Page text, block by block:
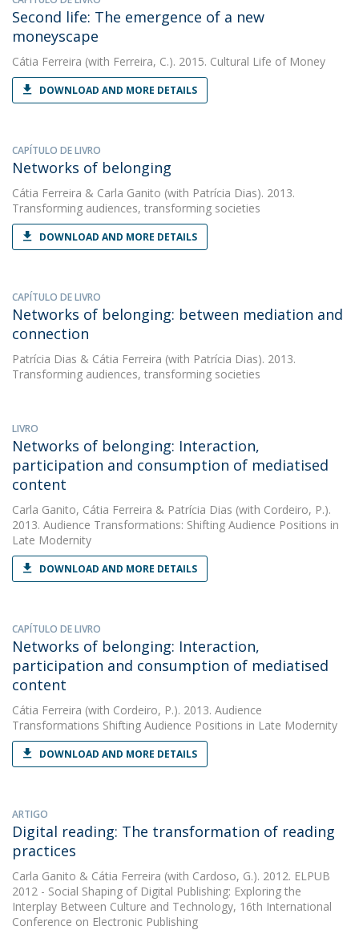
Second life: The emergence of a new
moneyscape
Cátia Ferreira (with Ferreira, C.). 2015. Cultural Life of Money
DOWNLOAD AND MORE DETAILS
CAPÍTULO DE LIVRO
Networks of belonging
Cátia Ferreira & Carla Ganito (with Patrícia Dias). 2013.
Transforming audiences, transforming societies
DOWNLOAD AND MORE DETAILS
CAPÍTULO DE LIVRO
Networks of belonging: between mediation and
connection
Patrícia Dias & Cátia Ferreira (with Patrícia Dias). 2013.
Transforming audiences, transforming societies
LIVRO
Networks of belonging: Interaction,
participation and consumption of mediatised
content
Carla Ganito, Cátia Ferreira & Patrícia Dias (with Cordeiro, P.).
2013. Audience Transformations: Shifting Audience Positions in
Late Modernity
DOWNLOAD AND MORE DETAILS
CAPÍTULO DE LIVRO
Networks of belonging: Interaction,
participation and consumption of mediatised
content
Cátia Ferreira (with Cordeiro, P.). 2013. Audience
Transformations Shifting Audience Positions in Late Modernity
DOWNLOAD AND MORE DETAILS
ARTIGO
Digital reading: The transformation of reading
practices
Carla Ganito & Cátia Ferreira (with Cardoso, G.). 2012. ELPUB
2012 - Social Shaping of Digital Publishing: Exploring the
Interplay Between Culture and Technology, 16th International
Conference on Electronic Publishing